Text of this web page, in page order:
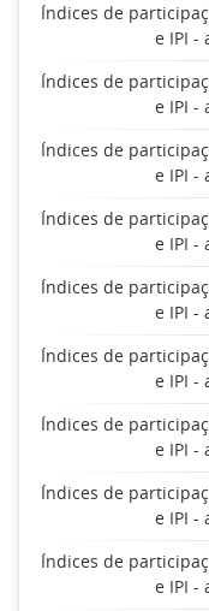
Índices de
e IPI -
Índices de
e IPI -
Índices de
e IPI -
Índices de
e IPI -
Índices de
e IPI -
Índices de
e IPI -
Índices de
e IPI -
Índices de
e IPI -
Índices de
e IPI -